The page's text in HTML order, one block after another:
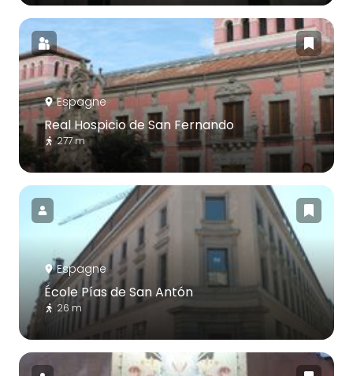
Espagne
Real Hospicio de San Fernando
277 m
Espagne
École Pías de San Antón
26 m